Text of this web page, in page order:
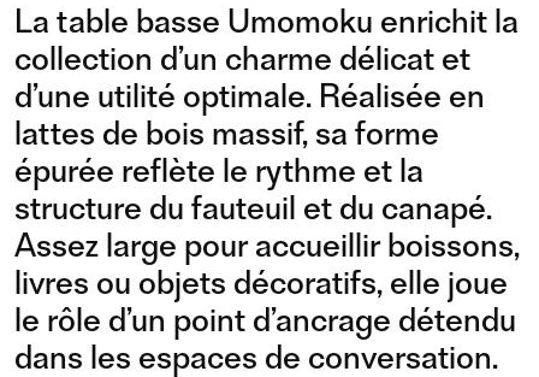
La table basse Umomoku enrichit la
collection d’un charme délicat et
d’une utilité optimale. Réalisée en
lattes de bois massif, sa forme
épurée reflète le rythme et la
structure du fauteuil et du canapé.
Assez large pour accueillir boissons,
livres ou objets décoratifs, elle joue
le rôle d’un point d’ancrage détendu
dans les espaces de conversation.